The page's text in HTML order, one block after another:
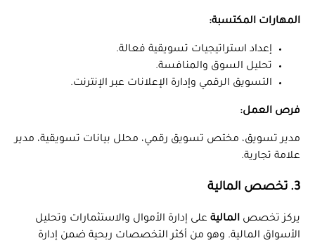
المهارات المكتسبة:
إعداد استراتيجيات تسويقية فعالة.
تحليل السوق والمنافسة.
التسويق الرقمي وإدارة الإعلانات عبر الإنترنت.
فرص العمل:
مدير تسويق، مختص تسويق رقمي، محلل بيانات تسويقية، مدير
علامة تجارية.
3. تخصص المالية
يركز تخصص المالية على إدارة الأموال والاستثمارات وتحليل
الأسواق المالية. وهو من أكثر التخصصات ربحية ضمن إدارة